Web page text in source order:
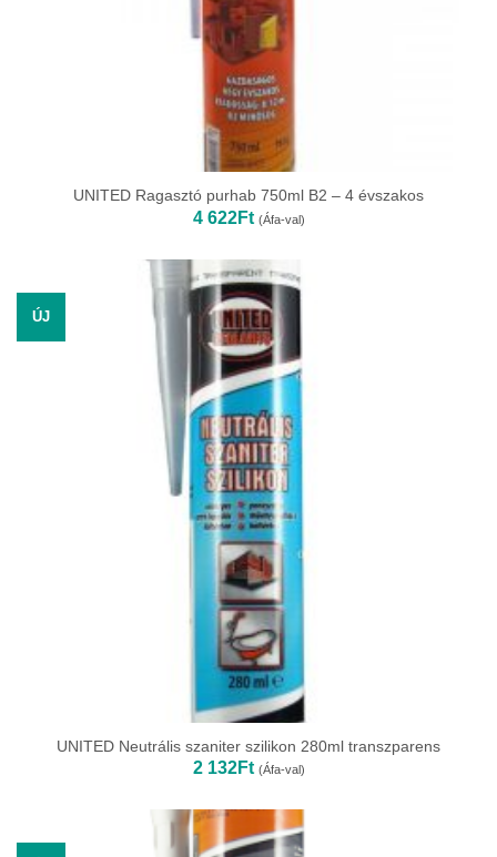
UNITED Ragasztó purhab 750ml B2 – 4 évszakos
4 622Ft (Áfa-val)
ÚJ
UNITED Neutrális szaniter szilikon 280ml transzparens
2 132Ft (Áfa-val)